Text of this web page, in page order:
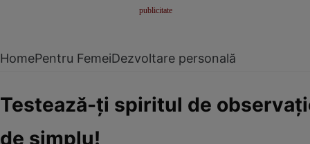
HomePentru FemeiDezvoltare personală
Testează-ți spiritul de
de simplu!